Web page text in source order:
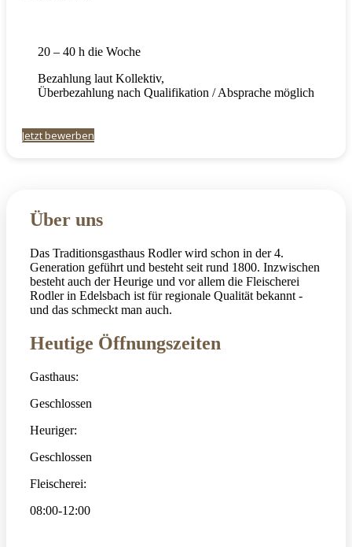
20 – 40 h die Woche
Bezahlung laut Kollektiv,
Überbezahlung nach Qualifikation / Absprache möglich
Jetzt bewerben
Über uns
Das Traditionsgasthaus Rodler wird schon in der 4.
Generation geführt und besteht seit rund 1800. Inzwischen
besteht auch der Heurige und vor allem die Fleischerei
Rodler in Edelsbach ist für regionale Qualität bekannt -
und das schmeckt man auch.
Heutige Öffnungszeiten
Gasthaus:
Geschlossen
Heuriger:
Geschlossen
Fleischerei:
08:00-12:00